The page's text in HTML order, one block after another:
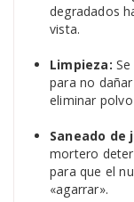
degradados
vista.
Limpieza:
para no
eliminar
Saneado de
mortero
para que el
«agarrar».